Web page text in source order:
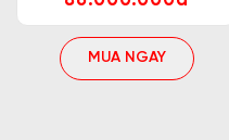
MUA NGAY